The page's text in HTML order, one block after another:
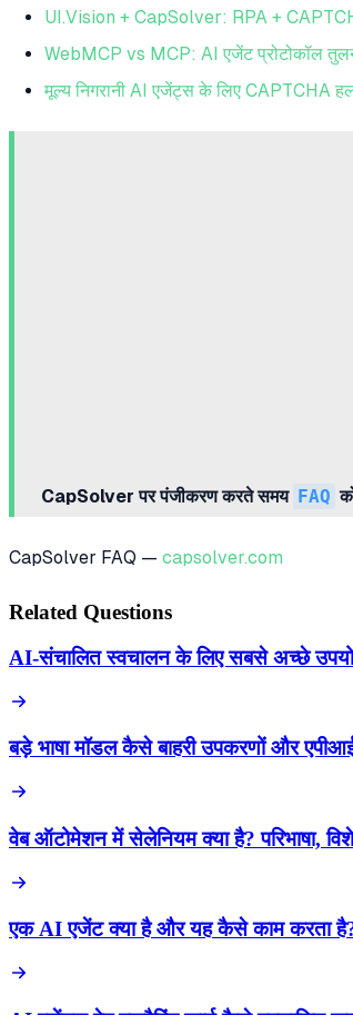
UI.Vision + CapSolver: RPA +
WebMCP vs MCP: AI एजेंट प्रोटोकॉल
मूल्य निगरानी AI एजेंट्स के लिए CAPTCHA
CapSolver पर पंजीकरण करते समय FAQ
CapSolver FAQ — capsolver.com
Related Questions
AI-संचालित स्वचालन के लिए सबसे अच्छे
बड़े भाषा मॉडल कैसे बाहरी उपकरणों और
वेब ऑटोमेशन में सेलेनियम क्या है? परिभाषा,
एक AI एजेंट क्या है और यह कैसे काम करता